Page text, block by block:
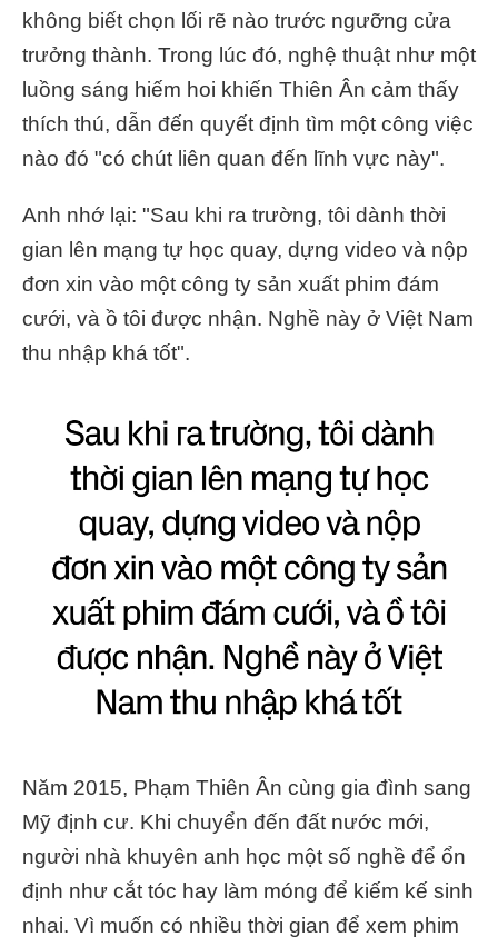
không biết chọn lối rẽ nào trước ngưỡng cửa
trưởng thành. Trong lúc đó, nghệ thuật như một
luồng sáng hiếm hoi khiến Thiên Ân cảm thấy
thích thú, dẫn đến quyết định tìm một công việc
nào đó "có chút liên quan đến lĩnh vực này".
Anh nhớ lại: "Sau khi ra trường, tôi dành thời
gian lên mạng tự học quay, dựng video và nộp
đơn xin vào một công ty sản xuất phim đám
cưới, và ồ tôi được nhận. Nghề này ở Việt Nam
thu nhập khá tốt".
Năm 2015, Phạm Thiên Ân cùng gia đình sang
Mỹ định cư. Khi chuyển đến đất nước mới,
người nhà khuyên anh học một số nghề để ổn
định như cắt tóc hay làm móng để kiếm kế sinh
nhai. Vì muốn có nhiều thời gian để xem phim